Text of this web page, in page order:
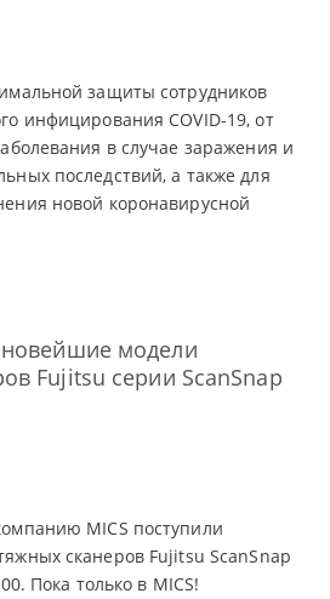
защиты сотрудников
инфицирования COVID-19, от
в случае заражения и
последствий, а также для
новой коронавирусной
новейшие модели
Fujitsu серии ScanSnap
MICS поступили
сканеров Fujitsu ScanSnap
Пока только в MICS!